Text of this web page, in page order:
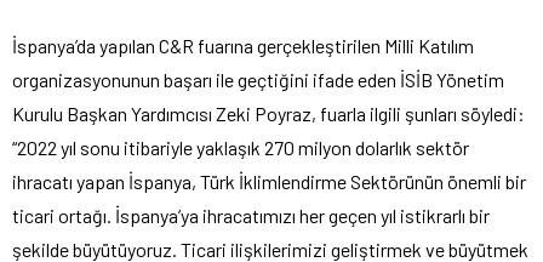
İspanya’da yapılan C&R fuarına gerçekleştirilen Milli Katılım
organizasyonunun başarı ile geçtiğini ifade eden İSİB Yönetim
Kurulu Başkan Yardımcısı Zeki Poyraz, fuarla ilgili şunları söyledi:
“2022 yıl sonu itibariyle yaklaşık 270 milyon dolarlık sektör
ihracatı yapan İspanya, Türk İklimlendirme Sektörünün önemli bir
ticari ortağı. İspanya’ya ihracatımızı her geçen yıl istikrarlı bir
şekilde büyütüyoruz. Ticari ilişkilerimizi geliştirmek ve büyütmek